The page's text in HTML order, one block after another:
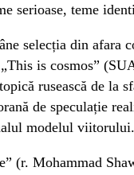
serioase, teme
selecția din afara
is cosmos”
rusească de la
de speculație
modelul viitorului.
(r. Mohammad